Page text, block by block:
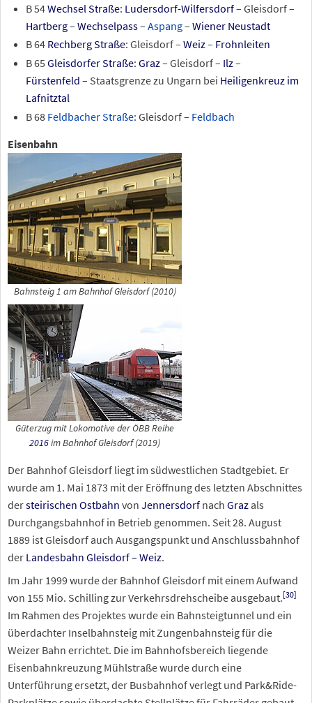
B 54Wechsel Straße: Ludersdorf-Wilfersdorf– Gleisdorf–
Hartberg– Wechselpass– Aspang– Wiener Neustadt
B 64 Rechberg Straße: Gleisdorf– Weiz– Frohnleiten
B 65 Gleisdorfer Straße: Graz– Gleisdorf– Ilz–
Fürstenfeld – Staatsgrenze zu Ungarn bei Heiligenkreuz im
Lafnitztal
B 68 Feldbacher Straße: Gleisdorf– Feldbach
Eisenbahn
Bahnsteig 1 am Bahnhof Gleisdorf (2010)
Güterzug mit Lokomotive der ÖBB Reihe
2016im Bahnhof Gleisdorf (2019)
Der Bahnhof Gleisdorf liegt im südwestlichen Stadtgebiet. Er
wurde am 1. Mai 1873 mit der Eröffnung des letzten Abschnittes
dersteirischen Ostbahn von Jennersdorf nach Graz als
Durchgangsbahnhof in Betrieb genommen. Seit 28. August
1889 ist Gleisdorf auch Ausgangspunkt und Anschlussbahnhof
der Landesbahn Gleisdorf – Weiz.
Im Jahr 1999 wurde der Bahnhof Gleisdorf mit einem Aufwand
von 155 Mio. Schilling zur Verkehrsdrehscheibe ausgebaut.[30]
Im Rahmen des Projektes wurde ein Bahnsteigtunnel und ein
überdachter Inselbahnsteig mit Zungenbahnsteig für die
Weizer Bahn errichtet. Die im Bahnhofsbereich liegende
Eisenbahnkreuzung Mühlstraße wurde durch eine
Unterführung ersetzt, der Busbahnhof verlegt und Park&Ride-